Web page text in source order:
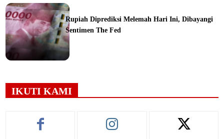
Rupiah Diprediksi Melemah Hari Ini, Dibayangi
Sentimen The Fed
IKUTI KAMI